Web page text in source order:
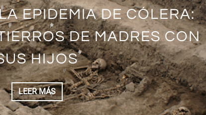
EPIDEMIA DE CÓLERA:
DE MADRES CON
HIJOS
LEER MÁS
MUSEO NACIONAL DE
LEER MÁS
OFRENDA DE
MÉXICO-TLATELOLCO
LEER MÁS
EL PAPEL: LAS
ARCHIVO HISTÓRICO DE
LA ENAH
LEER MÁS
MARÍA PINO SUÁREZ
LEER MÁS
UNA DIOSA GUERRERA
LEER MÁS